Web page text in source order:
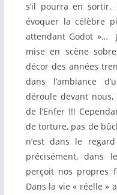
s’il pourra en sortir.
évoquer la célèbre
attendant Godot »…
mise en scène
décor des années
dans l’ambiance
déroule devant
de l’Enfer !!!
de torture, pas de
n’est dans le
précisément, dans
perçoit nos propres
Dans la vie « réelle »